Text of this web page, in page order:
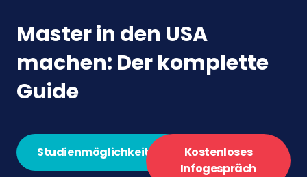
Master in den USA
machen: Der komplette
Guide
Studienmöglichkeiten
Kostenloses
Infogespräch